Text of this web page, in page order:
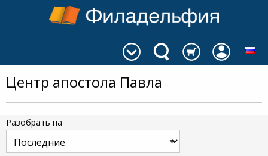
Центр апостола Павла
Разобрать на